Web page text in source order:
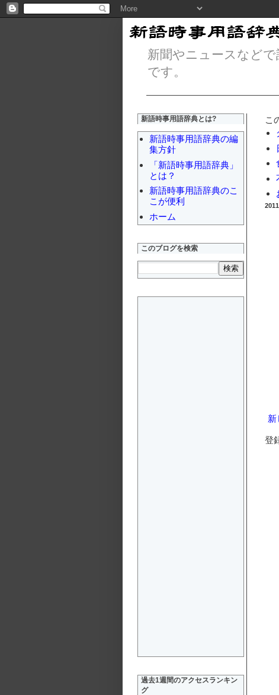
新聞やニュースなど
です。
こ
新
登
新語時事用語辞典とは?
新語時事用語辞典の編
集方針
「新語時事用語辞典」
とは？
新語時事用語辞典のこ
こが便利
ホーム
このブログを検索
過去1週間のアクセスランキン
グ